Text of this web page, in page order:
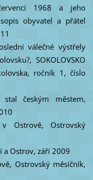
1968 a jeho
obyvatel a přátel
válečné výstřely
SOKOLOVSKO
ročník 1, číslo
českým městem,
Ostrově, Ostrovský
a Ostrov, září 2009
Ostrovský měsíčník,